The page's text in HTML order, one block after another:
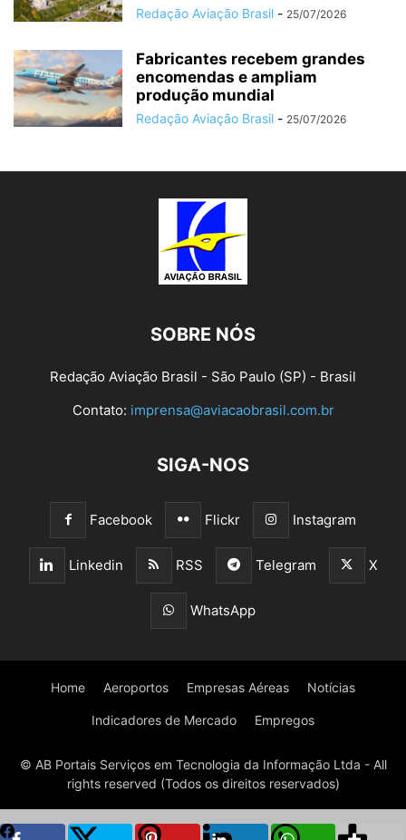
Redação Aviação Brasil - 25/07/2026
Fabricantes recebem grandes
encomendas e ampliam
produção mundial
Redação Aviação Brasil - 25/07/2026
SOBRE NÓS
Redação Aviação Brasil - São Paulo (SP) - Brasil
Contato: imprensa@aviacaobrasil.com.br
SIGA-NOS
Facebook Flickr Instagram
Linkedin RSS Telegram X
WhatsApp
Home Aeroportos Empresas Aéreas Notícias
Indicadores de Mercado Empregos
© AB Portais Serviços em Tecnologia da Informação Ltda - All
rights reserved (Todos os direitos reservados)